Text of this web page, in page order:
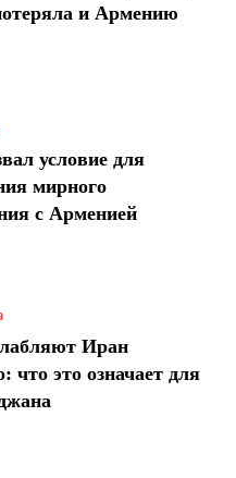
и Армению
условие для
мирного
с Арменией
Иран
что это означает для